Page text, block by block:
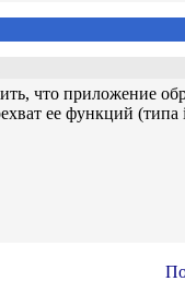
что приложение
ее функций (типа